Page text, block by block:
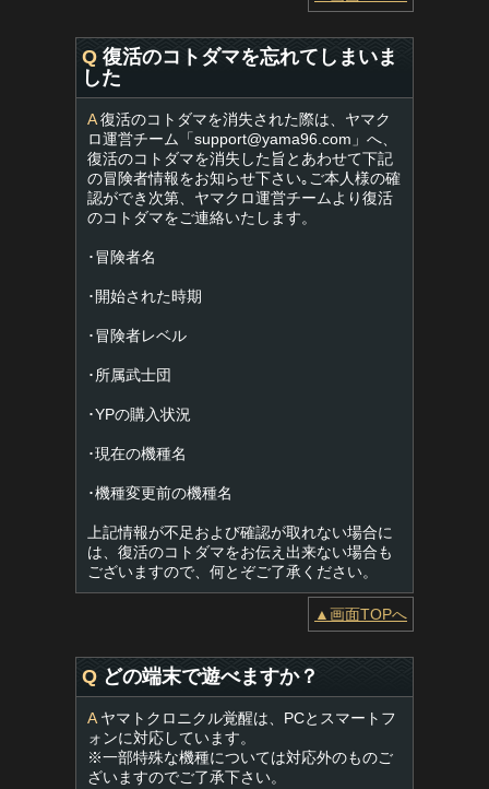
Q 復活のコトダマを忘れてしまいま
した
A復活のコトダマを消失された際は、ヤマク
ロ運営チーム「support@yama96.com 」へ、
復活のコトダマを消失した旨とあわせて下記
の冒険者情報をお知らせ下さい｡ご本人様の確
認ができ次第、ヤマクロ運営チームより復活
のコトダマをご連絡いたします。
･冒険者名
･開始された時期
･冒険者レベル
･所属武士団
･YPの購入状況
･現在の機種名
･機種変更前の機種名
上記情報が不足および確認が取れない場合に
は、復活のコトダマをお伝え出来ない場合も
ございますので、何とぞご了承ください。
▲画面TOPへ
Q どの端末で遊べますか？
Aヤマトクロニクル覚醒は、PCとスマートフ
ォンに対応しています。
※一部特殊な機種については対応外のものご
ざいますのでご了承下さい。